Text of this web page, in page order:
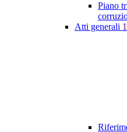
Piano
Atti generali